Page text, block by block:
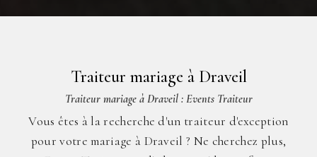
Traiteur mariage à Draveil
Traiteur mariage à Draveil : Events Traiteur
Vous êtes à la recherche d'un traiteur d'exception
pour votre mariage à Draveil ? Ne cherchez plus,